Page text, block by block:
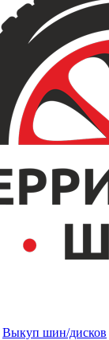
Выкуп шин/дисков